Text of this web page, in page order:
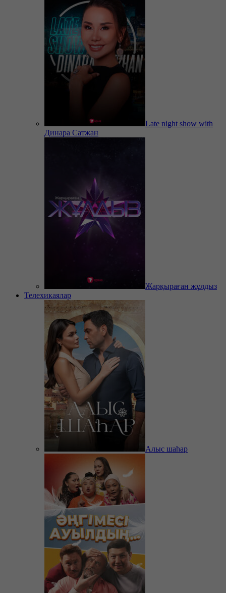
Late night show with
Динара Сатжан
Жарқыраған жұлдыз
Телехикаялар
Алыс шаһар